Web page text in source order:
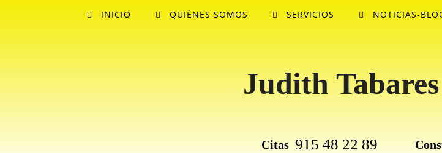
Judith
Citas 915 48 22 89
INICIO QUIÉNES SOMOS SERVICIOS NOTICIAS-